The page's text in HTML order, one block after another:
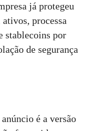
já protegeu
processa
stablecoins por
de segurança
é a versão